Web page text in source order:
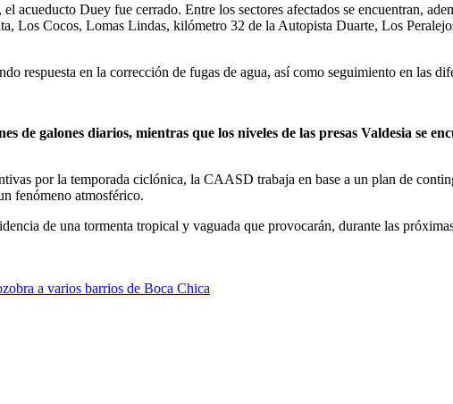
acueducto Duey fue cerrado. Entre los sectores afectados se encuentran,
Los Cocos, Lomas Lindas, kilómetro 32 de la Autopista Duarte, Los
respuesta en la corrección de fugas de agua, así como seguimiento en las
de galones diarios, mientras que los niveles de las presas Valdesia se
por la temporada ciclónica, la CAASD trabaja en base a un plan de
fenómeno atmosférico.
de una tormenta tropical y vaguada que provocarán, durante las
a varios barrios de Boca Chica